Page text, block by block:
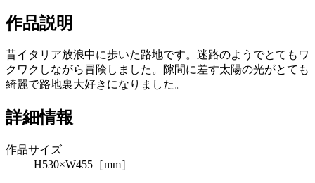
作品説明
昔イタリア放浪中に歩いた路地です。迷路のようでとてもワ
クワクしながら冒険しました。隙間に差す太陽の光がとても
綺麗で路地裏大好きになりました。
詳細情報
作品サイズ
H530×W455［mm］